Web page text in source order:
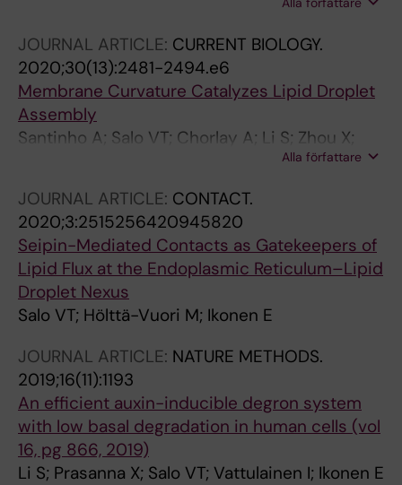
JOURNAL ARTICLE: CURRENT BIOLOGY.
2020;30(13):2481-2494.e6
Membrane Curvature Catalyzes Lipid Droplet
Assembly
Santinho A; Salo VT; Chorlay A; Li S; Zhou X;
Alla författare
JOURNAL ARTICLE: CONTACT.
2020;3:2515256420945820
Seipin-Mediated Contacts as Gatekeepers of
Lipid Flux at the Endoplasmic Reticulum–Lipid
Droplet Nexus
Salo VT; Hölttä-Vuori M; Ikonen E
JOURNAL ARTICLE: NATURE METHODS.
2019;16(11):1193
An efficient auxin-inducible degron system
with low basal degradation in human cells (vol
16, pg 866, 2019)
Li S; Prasanna X; Salo VT; Vattulainen I; Ikonen E